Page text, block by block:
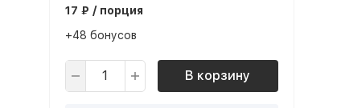
17 ₽ / порция
+48 бонусов
В корзину